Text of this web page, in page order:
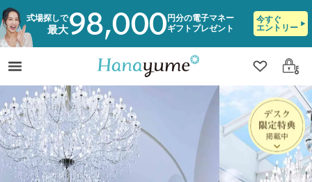
式場探しで
最大98,000 円分の電子マネー
ギフトプレゼント
今すぐ
エントリー
クリップ
ログ